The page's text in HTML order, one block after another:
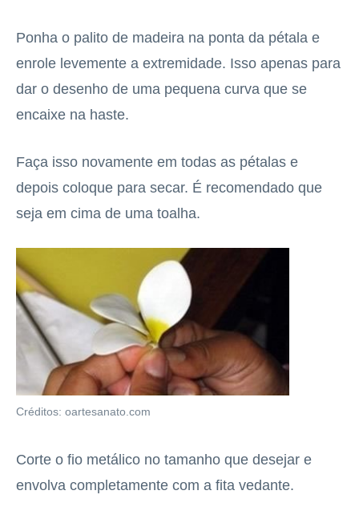
Ponha o palito de madeira na ponta da pétala e
enrole levemente a extremidade. Isso apenas para
dar o desenho de uma pequena curva que se
encaixe na haste.
Faça isso novamente em todas as pétalas e
depois coloque para secar. É recomendado que
seja em cima de uma toalha.
Créditos: oartesanato.com
Corte o fio metálico no tamanho que desejar e
envolva completamente com a fita vedante.